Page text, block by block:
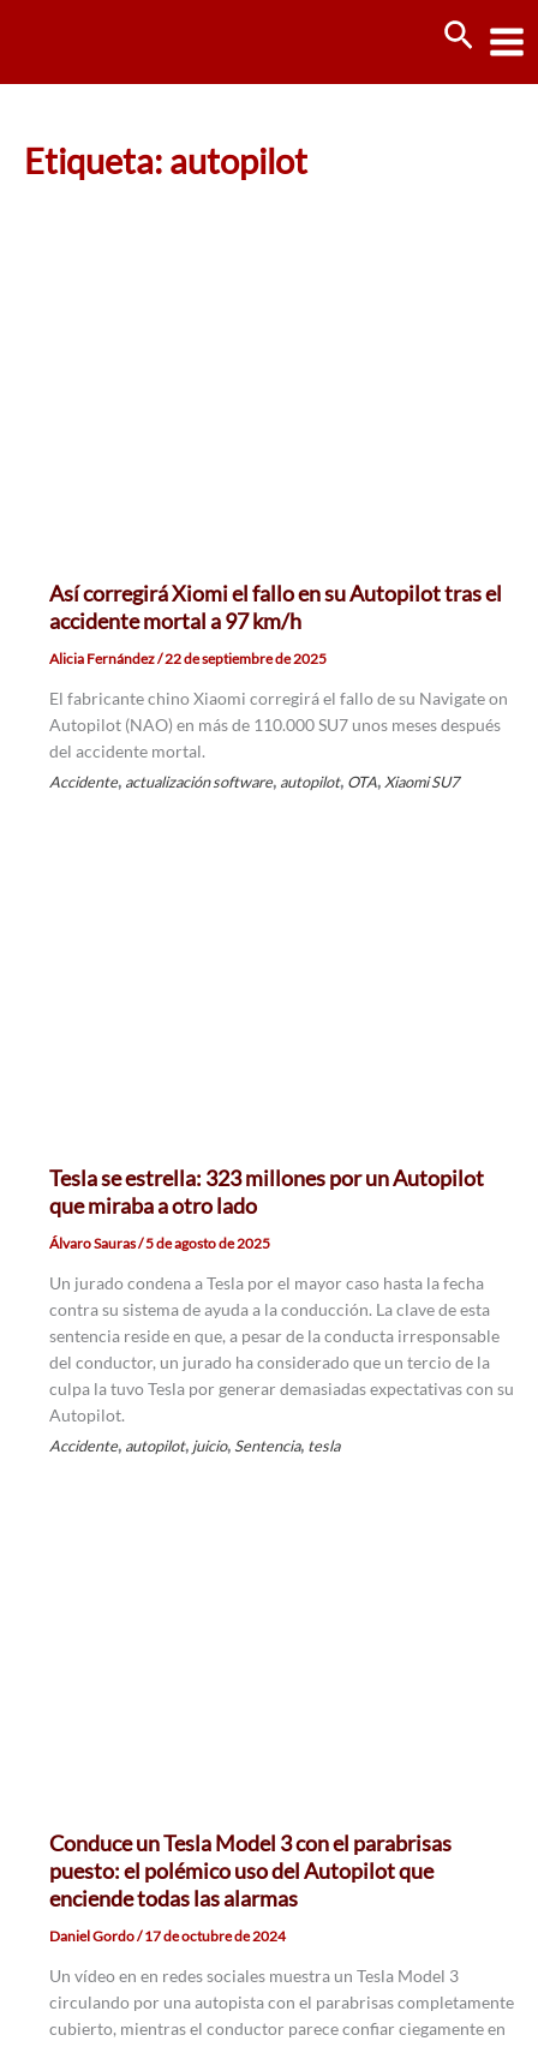
Etiqueta: autopilot
Así corregirá Xiomi el fallo en su Autopilot tras el
accidente mortal a 97 km/h
Alicia Fernández/22 de septiembre de 2025
El fabricante chino Xiaomi corregirá el fallo de su Navigate on
Autopilot (NAO) en más de 110.000 SU7 unos meses después
del accidente mortal.
Accidente, actualización software, autopilot, OTA, Xiaomi SU7
Tesla se estrella: 323 millones por un Autopilot
que miraba a otro lado
Álvaro Sauras/5 de agosto de 2025
Un jurado condena a Tesla por el mayor caso hasta la fecha
contra su sistema de ayuda a la conducción. La clave de esta
sentencia reside en que, a pesar de la conducta irresponsable
del conductor, un jurado ha considerado que un tercio de la
culpa la tuvo Tesla por generar demasiadas expectativas con su
Autopilot.
Accidente, autopilot, juicio, Sentencia, tesla
Conduce un Tesla Model 3 con el parabrisas
puesto: el polémico uso del Autopilot que
enciende todas las alarmas
Daniel Gordo/17 de octubre de 2024
Un vídeo en en redes sociales muestra un Tesla Model 3
circulando por una autopista con el parabrisas completamente
cubierto, mientras el conductor parece confiar ciegamente en